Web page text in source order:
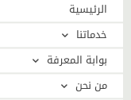
الرئيسية
خدماتنا
بوابة المعرفة
من نحن